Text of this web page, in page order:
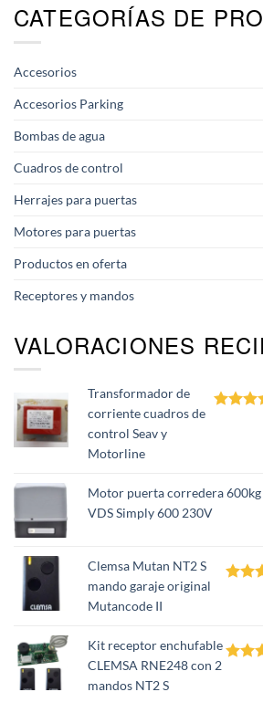
CATEGORÍAS DE
Accesorios
Accesorios Parking
Bombas de agua
Cuadros de control
Herrajes para puertas
Motores para puertas
Productos en oferta
Receptores y mandos
VALORACIONES
Transformador de
corriente cuadros de
control Seav y
Motorline
Motor puerta corredera 600kg
VDS Simply 600 230V
Clemsa Mutan NT2 S
mando garaje original
Mutancode II
Kit receptor enchufable
CLEMSA RNE248 con 2
mandos NT2 S